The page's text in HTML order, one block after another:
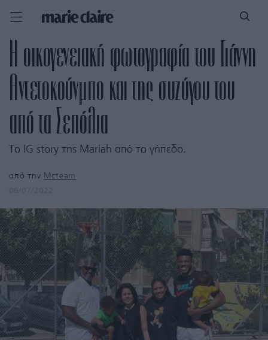
Η οικογενειακή φωτογραφία του Γιάννη
Αντετοκούνμπο και της συζύγου του
από τα Σεπόλια
Το IG story της Mariah από το γήπεδο.
από την Mcteam